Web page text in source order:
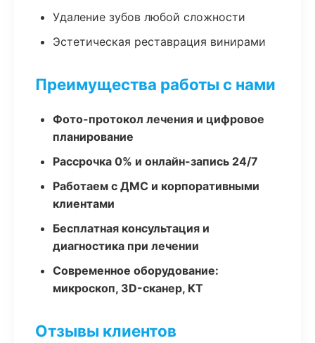
Удаление зубов любой сложности
Эстетическая реставрация винирами
Преимущества работы с нами
Фото-протокол лечения и цифровое
планирование
Рассрочка 0% и онлайн-запись 24/7
Работаем с ДМС и корпоративными
клиентами
Бесплатная консультация и
диагностика при лечении
Современное оборудование:
микроскоп, 3D-сканер, КТ
Отзывы клиентов